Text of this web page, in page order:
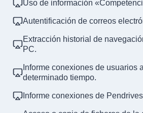
Uso de información
Autentificación de correos
Extracción historial de
PC.
Informe conexiones de usuarios
determinado tiempo.
Informe conexiones de